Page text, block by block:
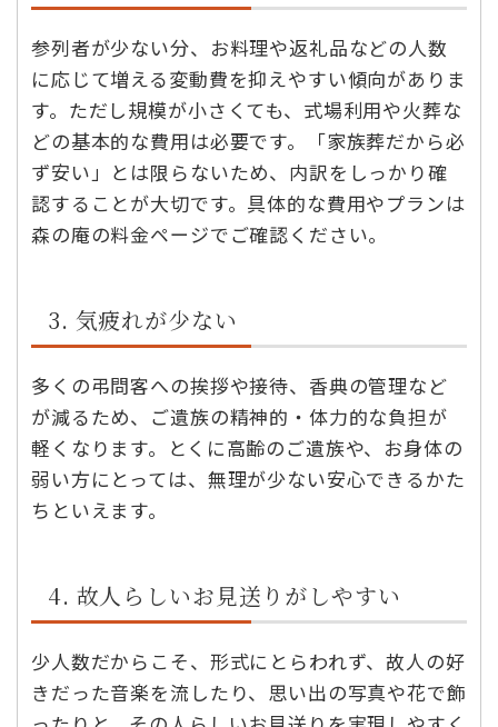
参列者が少ない分、お料理や返礼品などの人数
に応じて増える変動費を抑えやすい傾向がありま
す。ただし規模が小さくても、式場利用や火葬な
どの基本的な費用は必要です。「家族葬だから必
ず安い」とは限らないため、内訳をしっかり確
認することが大切です。具体的な費用やプランは
森の庵の料金ページでご確認ください。
3. 気疲れが少ない
多くの弔問客への挨拶や接待、香典の管理など
が減るため、ご遺族の精神的・体力的な負担が
軽くなります。とくに高齢のご遺族や、お身体の
弱い方にとっては、無理が少ない安心できるかた
ちといえます。
4. 故人らしいお見送りがしやすい
少人数だからこそ、形式にとらわれず、故人の好
きだった音楽を流したり、思い出の写真や花で飾